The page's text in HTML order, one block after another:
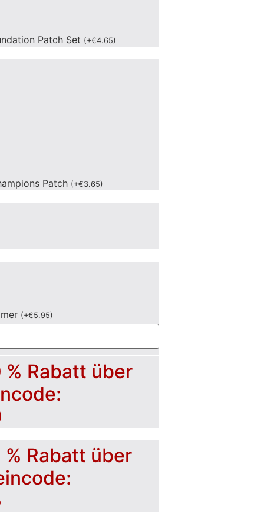
Patch Set (+€4.65)
Patch (+€3.65)
(+€5.95)
% Rabatt über
% Rabatt über